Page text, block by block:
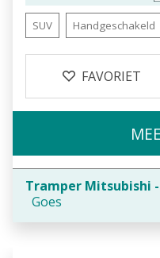
SUV Handgeschakeld
FAVORIET
Tramper Mitsubishi
Goes